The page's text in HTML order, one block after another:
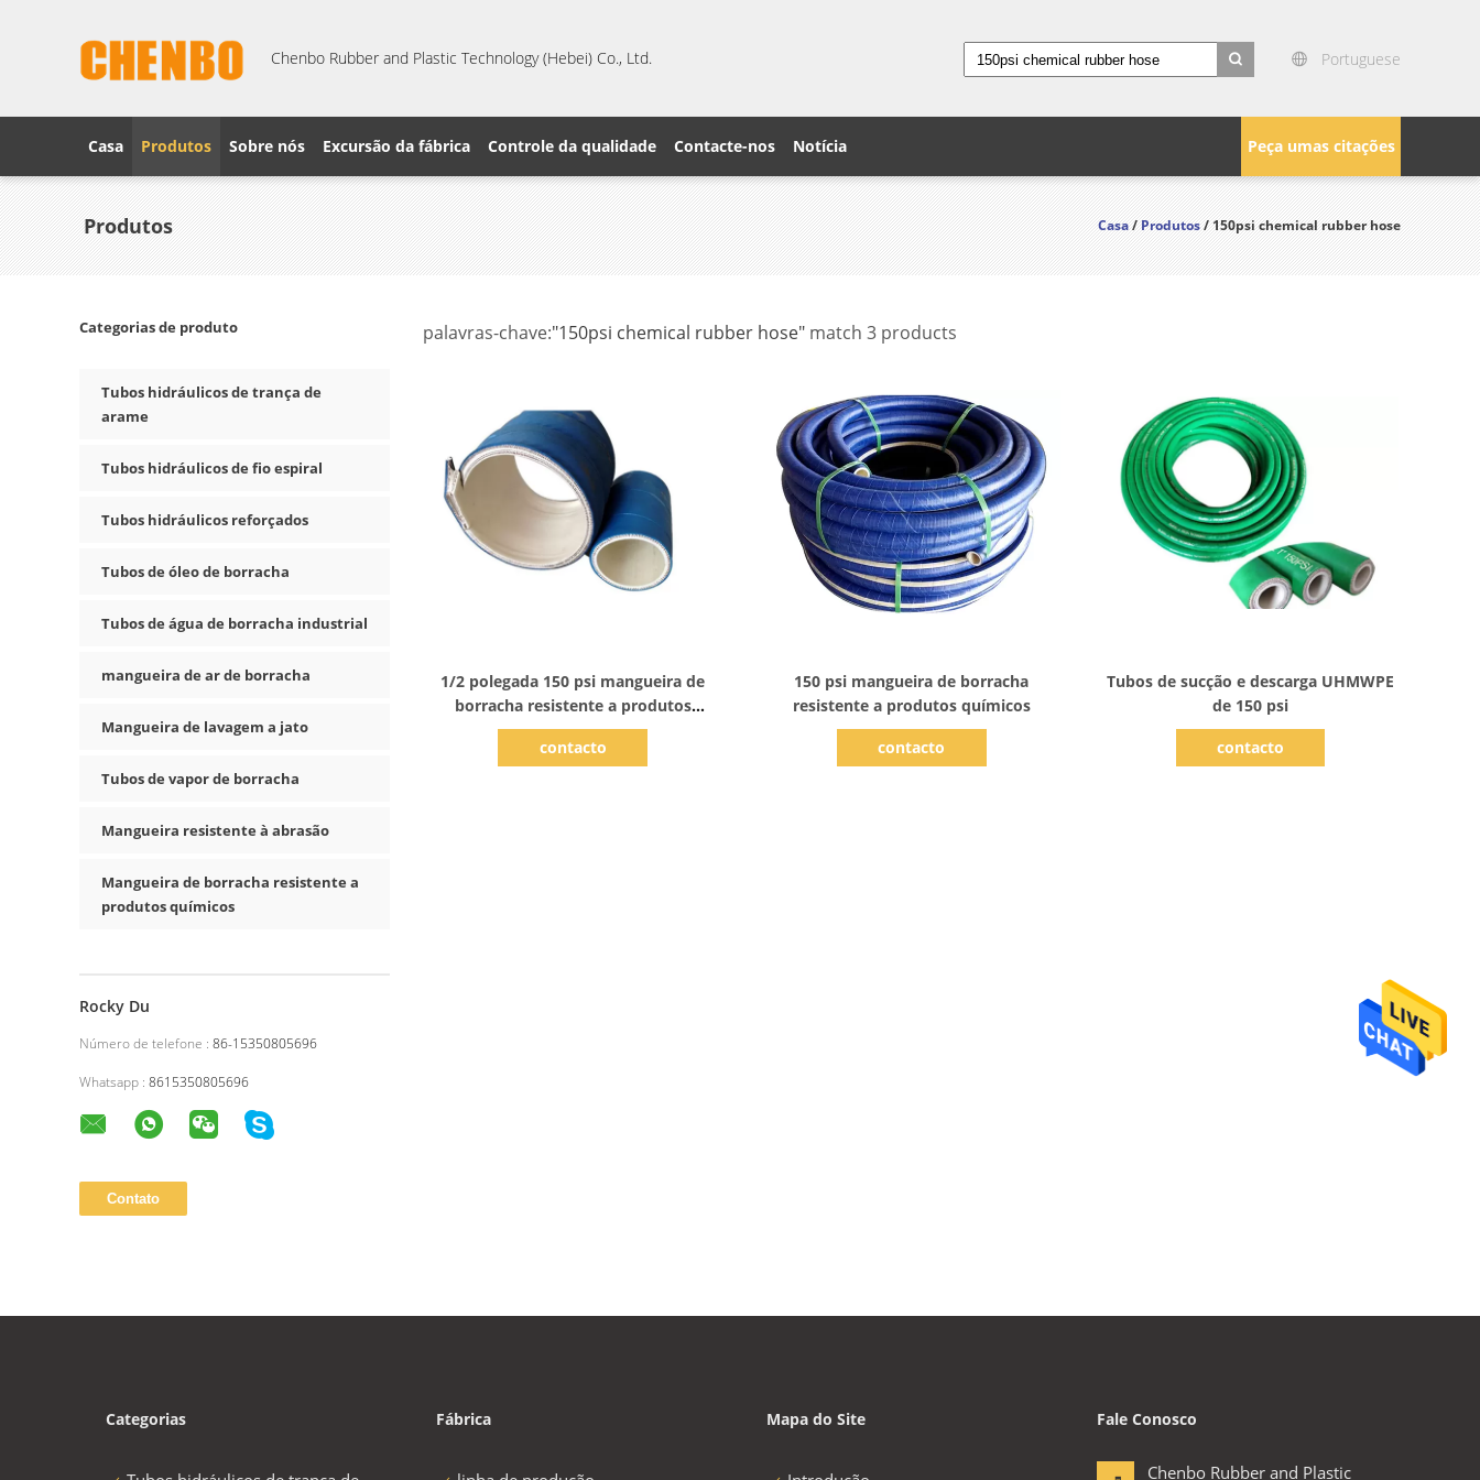
Chenbo Rubber and Plastic Technology (Hebei) Co., Ltd.
Portuguese
Peça umas citações
Casa Produtos Sobre nós Excursão da fábrica Controle da qualidade Contacte-nos Notícia
Produtos Casa/Produtos/ 150psi chemical rubber hose
Categorias de produto
Tubos hidráulicos de trança de
arame
Tubos hidráulicos de fio espiral
Tubos hidráulicos reforçados
Tubos de óleo de borracha
Tubos de água de borracha industrial
mangueira de ar de borracha
Mangueira de lavagem a jato
Tubos de vapor de borracha
Mangueira resistente à abrasão
Mangueira de borracha resistente a
produtos químicos
Rocky Du
Número de telefone : 86-15350805696
Whatsapp : 8615350805696
palavras-chave:"150psi chemical rubber hose" match 3 products
1/2 polegada 150 psi mangueira de
borracha resistente a produtos
químicos para transporte
contacto
150 psi mangueira de borracha
resistente a produtos químicos
contacto
Tubos de sucção e descarga UHMWPE
de 150 psi
contacto
Categorias Fábrica Mapa do Site Fale Conosco
Chenbo Rubber and Plastic